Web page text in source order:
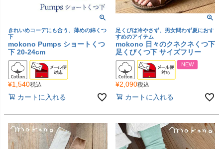
きれいめコーデにも合う、薄めの綿くつ
下
mokono Pumps ショートくつ
下 20-24cm
¥1,540税込
カートに入れる
足くびは冷やさず、男女問わず夏におす
すめのアイテム
mokono 日々のクネクネくつ下
足くびくつ下 サイズフリー
NEW
¥2,090税込
カートに入れる